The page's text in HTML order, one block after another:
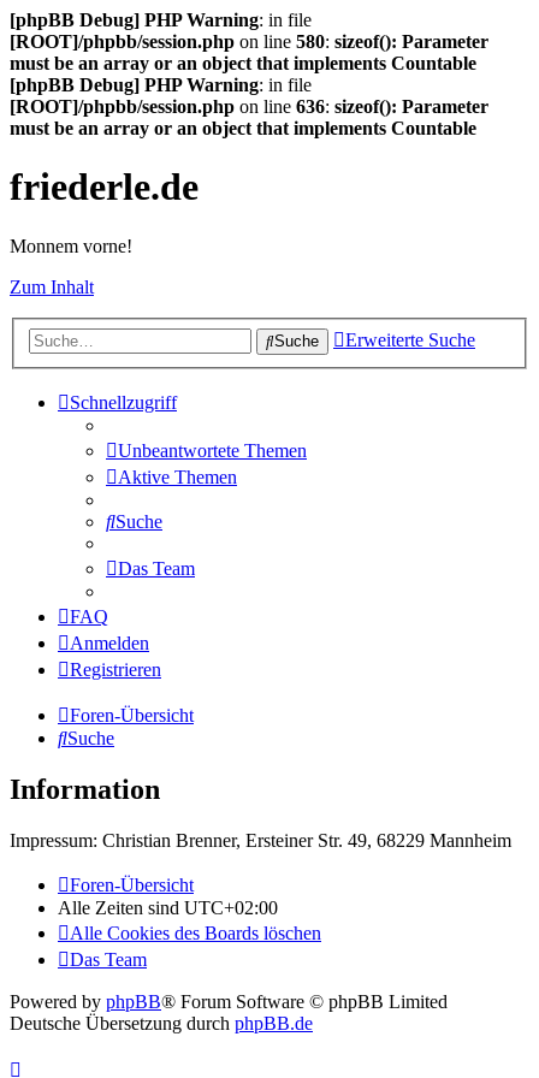
[phpBB Debug] PHP Warning: in file
[ROOT]/phpbb/session.php on line 580: sizeof(): Parameter
must be an array or an object that implements Countable
[phpBB Debug] PHP Warning: in file
[ROOT]/phpbb/session.php on line 636: sizeof(): Parameter
must be an array or an object that implements Countable
friederle.de
Monnem vorne!
Zum Inhalt
Suche Erweiterte Suche
Schnellzugriff
Unbeantwortete Themen
Aktive Themen
Suche
Das Team
FAQ
Anmelden
Registrieren
Foren-Übersicht
Suche
Information
Impressum: Christian Brenner, Ersteiner Str. 49, 68229 Mannheim
Foren-Übersicht
Alle Zeiten sind UTC+02:00
Alle Cookies des Boards löschen
Das Team
Powered by phpBB® Forum Software © phpBB Limited
Deutsche Übersetzung durch phpBB.de